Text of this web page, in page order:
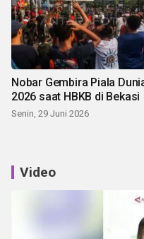
Nobar Gembira Piala
2026 saat HBKB di Bekasi
Senin, 29 Juni 2026
Video